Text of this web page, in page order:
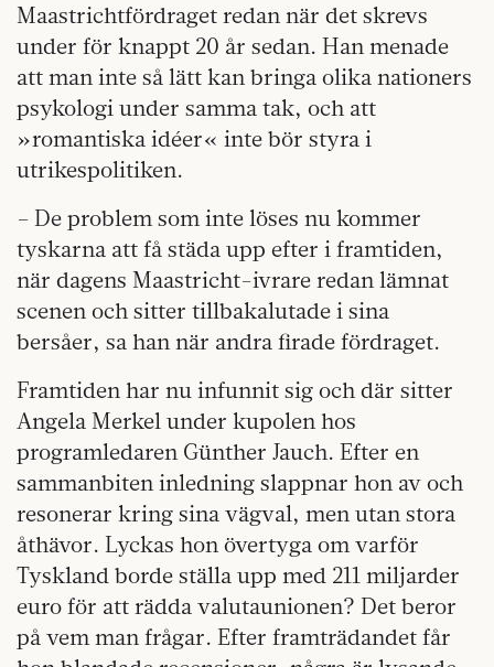
Maastrichtfördraget redan när det skrevs
under för knappt 20 år sedan. Han menade
att man inte så lätt kan bringa olika nationers
psykologi under samma tak, och att
»romantiska idéer« inte bör styra i
utrikespolitiken.
– De problem som inte löses nu kommer
tyskarna att få städa upp efter i framtiden,
när dagens Maastricht-ivrare redan lämnat
scenen och sitter tillbakalutade i sina
bersåer, sa han när andra firade fördraget.
Framtiden har nu infunnit sig och där sitter
Angela Merkel under kupolen hos
programledaren Günther Jauch. Efter en
sammanbiten inledning slappnar hon av och
resonerar kring sina vägval, men utan stora
åthävor. Lyckas hon övertyga om varför
Tyskland borde ställa upp med 211 miljarder
euro för att rädda valutaunionen? Det beror
på vem man frågar. Efter framträdandet får